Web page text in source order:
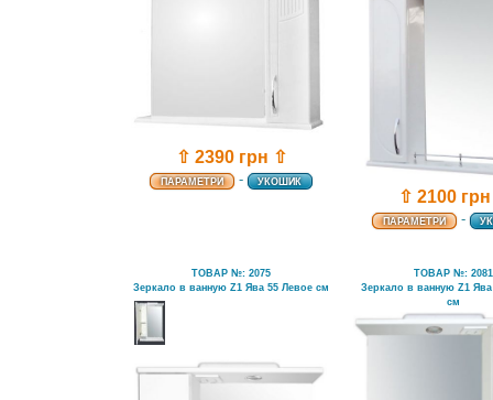
⇧ 2390 грн ⇧
ПАРАМЕТРИ - УКОШИК
⇧ 2100
ПАРАМЕТРИ -
ТОВАР №: 2075
Зеркало в ванную Z1 Ява 55 Левое см
ТОВАР №: 2081
Зеркало в ванную Z1
см